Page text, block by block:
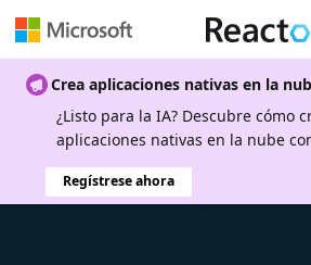
Crea aplicaciones nativas en la
¿Listo para la IA? Descubre cómo
aplicaciones nativas en la nube
Regístrese ahora